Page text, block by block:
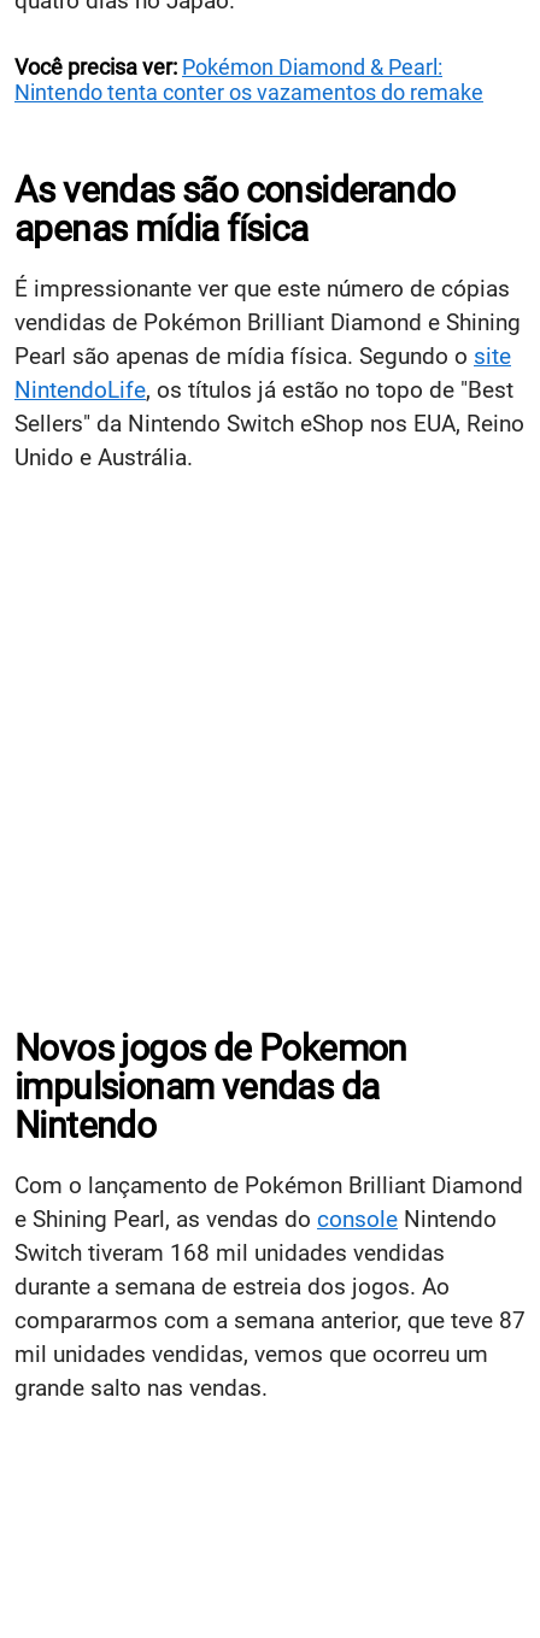
Você precisa ver: Pokémon Diamond & Pearl:
Nintendo tenta conter os vazamentos do remake
As vendas são considerando
apenas mídia física
É impressionante ver que este número de cópias
vendidas de Pokémon Brilliant Diamond e Shining
Pearl são apenas de mídia física. Segundo o site
NintendoLife, os títulos já estão no topo de "Best
Sellers" da Nintendo Switch eShop nos EUA, Reino
Unido e Austrália.
Novos jogos de Pokemon
impulsionam vendas da
Nintendo
Com o lançamento de Pokémon Brilliant Diamond
e Shining Pearl, as vendas do console Nintendo
Switch tiveram 168 mil unidades vendidas
durante a semana de estreia dos jogos. Ao
compararmos com a semana anterior, que teve 87
mil unidades vendidas, vemos que ocorreu um
grande salto nas vendas.